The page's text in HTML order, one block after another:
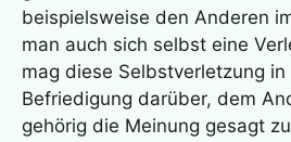
beispielsweise den Anderen
man auch sich selbst eine
mag diese Selbstverletzung
Befriedigung darüber, dem
gehörig die Meinung gesagt